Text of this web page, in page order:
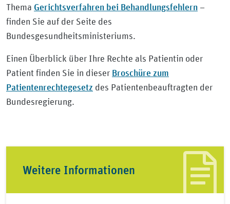
Thema Gerichtsverfahren bei Behandlungsfehlern –
finden Sie auf der Seite des
Bundesgesundheitsministeriums.
Einen Überblick über Ihre Rechte als Patientin oder
Patient finden Sie in dieser Broschüre zum
Patientenrechtegesetz des Patientenbeauftragten der
Bundesregierung.
Weitere Informationen